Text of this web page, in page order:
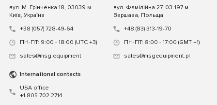
вул. М. Грінченка 18, 03039 м.
Київ, Україна
+38 (057) 728-49-64
ПН-ПТ: 9:00 - 18:00 (UTC +3)
sales@msg.equipment
вул. Фамілійна 27, 03-197 м.
Варшава, Польща
+48 (83) 313-19-70
ПН-ПТ: 8:00 - 17:00 (GMT +1)
sales@msgequipment.pl
International contacts
USA office
+1 805 702 2714